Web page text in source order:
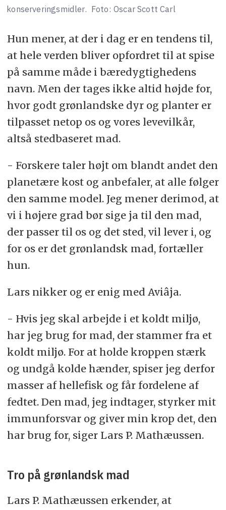
konserveringsmidler. Foto: Oscar Scott Carl
Hun mener, at der i dag er en tendens til,
at hele verden bliver opfordret til at spise
på samme måde i bæredygtighedens
navn. Men der tages ikke altid højde for,
hvor godt grønlandske dyr og planter er
tilpasset netop os og vores levevilkår,
altså stedbaseret mad.
- Forskere taler højt om blandt andet den
planetære kost og anbefaler, at alle følger
den samme model. Jeg mener derimod, at
vi i højere grad bør sige ja til den mad,
der passer til os og det sted, vil lever i, og
for os er det grønlandsk mad, fortæller
hun.
Lars nikker og er enig med Aviâja.
- Hvis jeg skal arbejde i et koldt miljø,
har jeg brug for mad, der stammer fra et
koldt miljø. For at holde kroppen stærk
og undgå kolde hænder, spiser jeg derfor
masser af hellefisk og får fordelene af
fedtet. Den mad, jeg indtager, styrker mit
immunforsvar og giver min krop det, den
har brug for, siger Lars P. Mathæussen.
Tro på grønlandsk mad
Lars P. Mathæussen erkender, at